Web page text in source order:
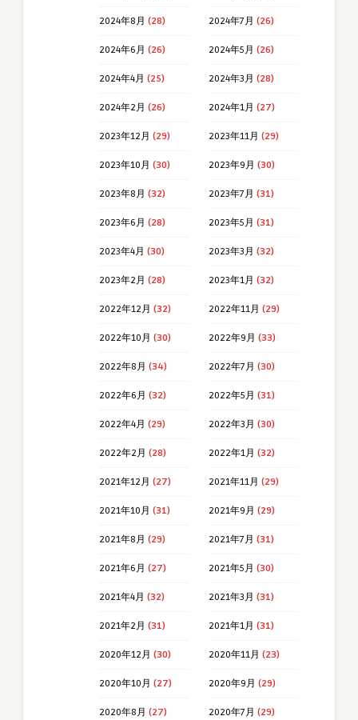
2024年8月 (28) 2024年7月 (26)
2024年6月 (26) 2024年5月 (26)
2024年4月 (25) 2024年3月 (28)
2024年2月 (26) 2024年1月 (27)
2023年12月 (29) 2023年11月 (29)
2023年10月 (30) 2023年9月 (30)
2023年8月 (32) 2023年7月 (31)
2023年6月 (28) 2023年5月 (31)
2023年4月 (30) 2023年3月 (32)
2023年2月 (28) 2023年1月 (32)
2022年12月 (32) 2022年11月 (29)
2022年10月 (30) 2022年9月 (33)
2022年8月 (34) 2022年7月 (30)
2022年6月 (32) 2022年5月 (31)
2022年4月 (29) 2022年3月 (30)
2022年2月 (28) 2022年1月 (32)
2021年12月 (27) 2021年11月 (29)
2021年10月 (31) 2021年9月 (29)
2021年8月 (29) 2021年7月 (31)
2021年6月 (27) 2021年5月 (30)
2021年4月 (32) 2021年3月 (31)
2021年2月 (31) 2021年1月 (31)
2020年12月 (30) 2020年11月 (23)
2020年10月 (27) 2020年9月 (29)
2020年8月 (27) 2020年7月 (29)